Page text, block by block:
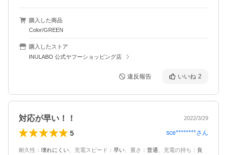
購入した商品
Color/GREEN
購入したストア
INULABO 公式ヤフーショッピング店
違反報告 いいね 2
対応が早い！！ 2022/3/29
5 sce********さん
耐久性 ： 壊れにくい 充電スピード ： 早い 重さ ： 普通 充電の持ち ： 良